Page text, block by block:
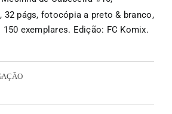
que nos suscita a dúvida se
divagar e a ficcionar a sua vida e
a rúbrica "Críticas Crípticas"
publicações alternativas como
Webster e "Sourball Prodigy" de
editadas por M.
aos fanzines nacionais, notas
#19, Aardvark #3 e Atelier de
32 págs, fotocópia a preto & branco,
exemplares. Edição: FC Komix.